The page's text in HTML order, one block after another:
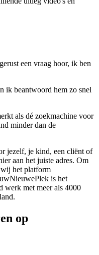
een vraag hoor, ik ben
ik beantwoord hem zo snel
als dé zoekmachine voor
minder dan de
jezelf, je kind, een cliënt of
aan het juiste adres. Om
wij het platform
is het
werk met meer als 4000
op